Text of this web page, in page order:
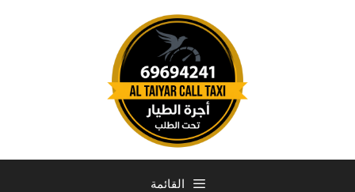
القائمة